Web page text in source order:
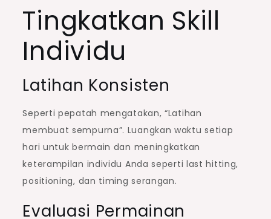
Tingkatkan Skill
Individu
Latihan Konsisten
Seperti pepatah mengatakan, “Latihan
membuat sempurna”. Luangkan waktu setiap
hari untuk bermain dan meningkatkan
keterampilan individu Anda seperti last hitting,
positioning, dan timing serangan.
Evaluasi Permainan